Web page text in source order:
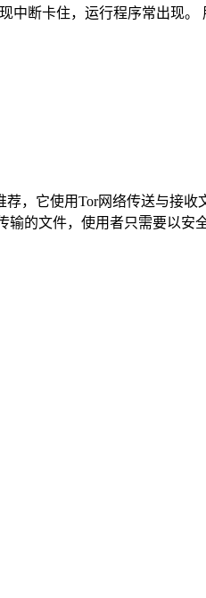
断卡住，运行程序常出现。
荐，它使用Tor网络传送与接
的文件，使用者只需要以安